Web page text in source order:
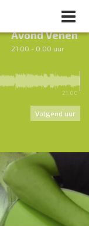
Avond Venen
21.00 - 0.00 uur
21.00
Volgend uur